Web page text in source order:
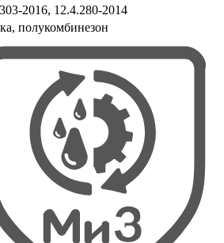
2016, 12.4.280-2014
полукомбинезон